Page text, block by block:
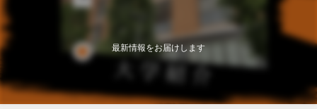
最新情報をお届けします